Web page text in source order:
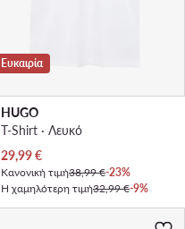
Ευκαιρία
HUGO
T-Shirt · Λευκό
Τρέχουσα τιμή
29,99€
Κανονική τιμή38,99 €-23%
Η χαμηλότερη τιμή32,99 €-9%